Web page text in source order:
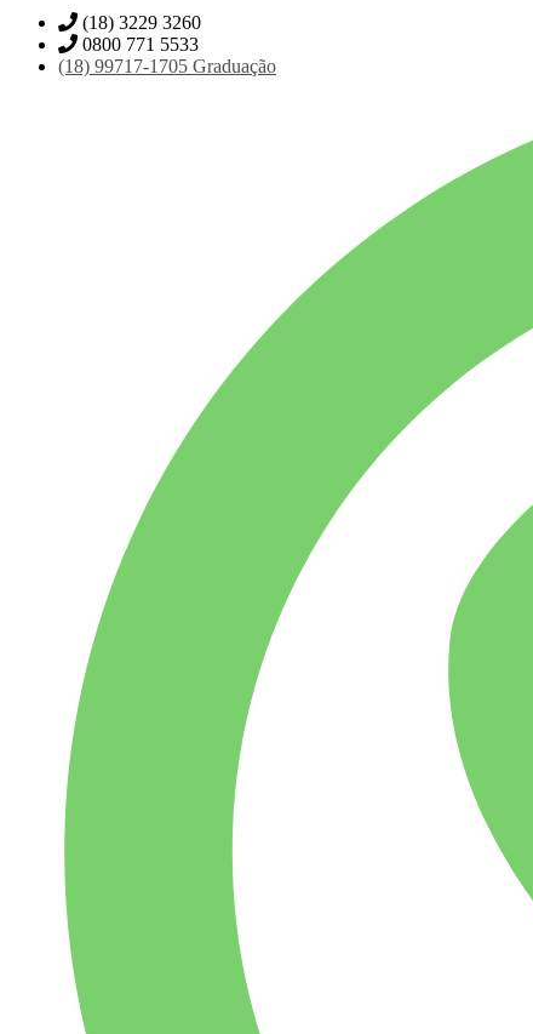
(18) 3229 3260
0800 771 5533
(18) 99717-1705 Graduação